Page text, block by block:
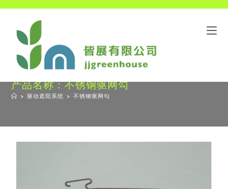
产品名称：不锈钢驱网勾
> 驱动遮阳系统 > 不锈钢驱网勾